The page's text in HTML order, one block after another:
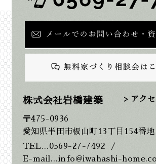
2025年12月
2025年11月
2025年10月
2025年9月
2025年8月
2025年7月
株式会社岩橋建築
〒475-0936
愛知県半田市板山町13丁目154番地
TEL…0569-27-7492 /
E-mail…info@iwahashi-
> アク